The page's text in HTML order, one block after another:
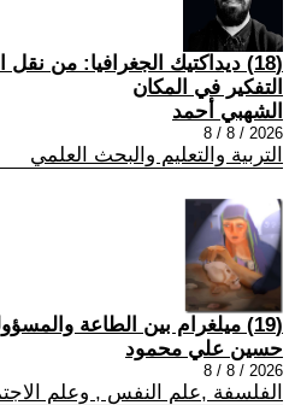
(18) ديداكتيك الجغرافيا: من نقل
التفكير في المكان
الشهبي أحمد
2026 / 8 / 8
التربية والتعليم والبحث العلمي
(19) ميلغرام بين الطاعة والمسؤولية الأخلاقية
حسين علي محمود
2026 / 8 / 8
الفلسفة ,علم النفس , وعلم